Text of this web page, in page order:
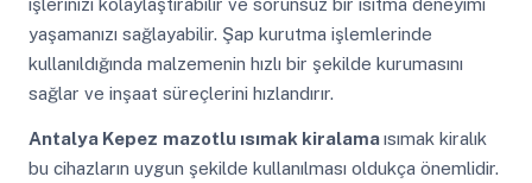
işlerinizi kolaylaştırabilir ve sorunsuz bir ısıtma deneyimi
yaşamanızı sağlayabilir. Şap kurutma işlemlerinde
kullanıldığında malzemenin hızlı bir şekilde kurumasını
sağlar ve inşaat süreçlerini hızlandırır.
Antalya Kepez mazotlu ısımak kiralamaısımak kiralık
bu cihazların uygun şekilde kullanılması oldukça önemlidir.